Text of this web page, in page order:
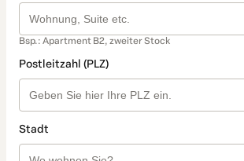
Bsp.: Apartment B2, zweiter Stock
Postleitzahl (PLZ)
Stadt